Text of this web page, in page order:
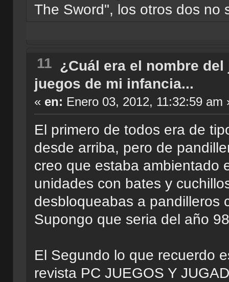
The Sword", los otros dos no
11 ¿Cuál era el nombre del
juegos de mi infancia...
« en: Enero 03, 2012, 11:32:59 am
El primero de todos era de
desde arriba, pero de
creo que estaba ambientado
unidades con bates y
desbloqueabas a pandilleros
Supongo que seria del año
El Segundo lo que recuerdo
revista PC JUEGOS Y